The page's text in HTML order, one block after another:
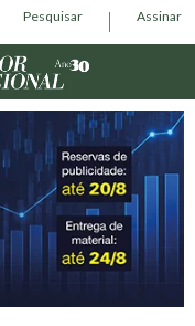
Pesquisar Assinar